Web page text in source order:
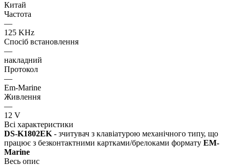
Китай
Частота
—
125 KHz
Спосіб встановлення
—
накладний
Протокол
—
Em-Marine
Живлення
—
12 V
Всі характеристики
DS-K1802EK - зчитувач з клавіатурою механічного типу, що
працює з безконтактними картками/брелоками формату EM-
Marine
Весь опис